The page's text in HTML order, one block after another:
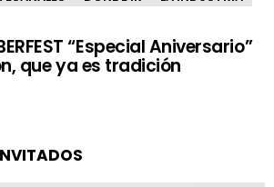
“Especial Aniversario”
que ya es tradición